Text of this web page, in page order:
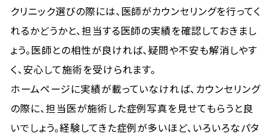
クリニック選びの際には、医師がカウンセリングを行ってく
れるかどうかと、担当する医師の実績を確認しておきまし
ょう。医師との相性が良ければ、疑問や不安も解消しやす
く、安心して施術を受けられます。
ホームページに実績が載っていなければ、カウンセリング
の際に、担当医が施術した症例写真を見せてもらうと良
いでしょう。経験してきた症例が多いほど、いろいろなパタ